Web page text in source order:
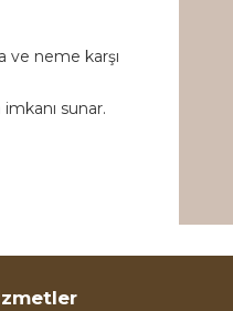
ve neme karşı
imkanı sunar.